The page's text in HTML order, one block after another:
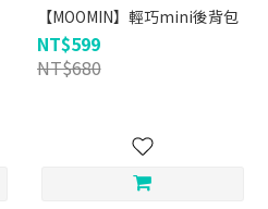
【MOOMIN】輕巧mini後背包
NT$599
NT$680